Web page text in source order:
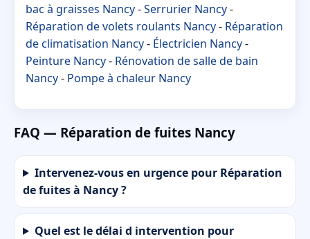
bac à graisses Nancy-Serrurier Nancy-
Réparation de volets roulants Nancy- Réparation
de climatisation Nancy- Électricien Nancy-
Peinture Nancy- Rénovation de salle de bain
Nancy- Pompe à chaleur Nancy
FAQ — Réparation de fuites Nancy
Intervenez-vous en urgence pour Réparation
de fuites à Nancy ?
Quel est le délai d intervention pour